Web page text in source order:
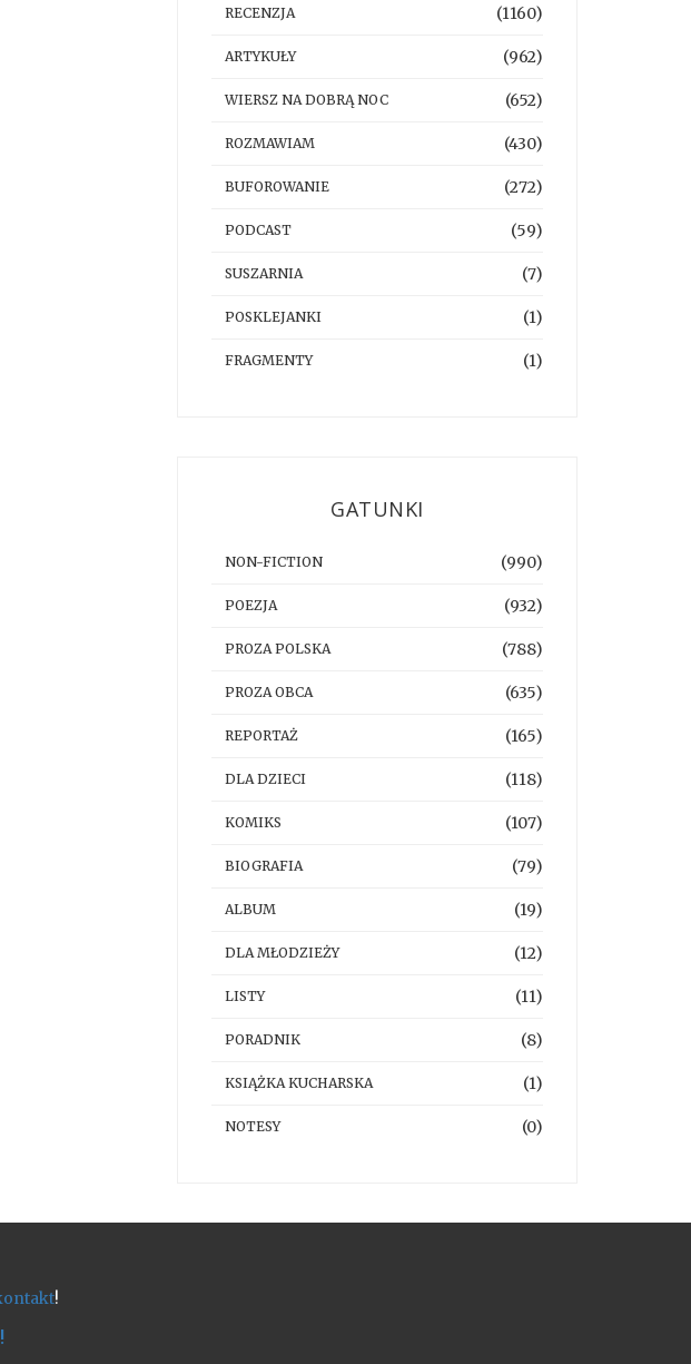
RECENZJA (1160)
ARTYKUŁY (962)
WIERSZ NA DOBRĄ NOC (652)
ROZMAWIAM (430)
BUFOROWANIE (272)
PODCAST (59)
SUSZARNIA (7)
POSKLEJANKI (1)
FRAGMENTY (1)
GATUNKI
NON-FICTION (990)
POEZJA (932)
PROZA POLSKA (788)
PROZA OBCA (635)
REPORTAŻ (165)
DLA DZIECI (118)
KOMIKS (107)
BIOGRAFIA (79)
ALBUM (19)
DLA MŁODZIEŻY (12)
LISTY (11)
PORADNIK (8)
KSIĄŻKA KUCHARSKA (1)
NOTESY (0)
!